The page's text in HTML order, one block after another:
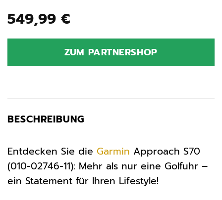
549,99 €
ZUM PARTNERSHOP
BESCHREIBUNG
Entdecken Sie die Garmin Approach S70
(010-02746-11): Mehr als nur eine Golfuhr –
ein Statement für Ihren Lifestyle!